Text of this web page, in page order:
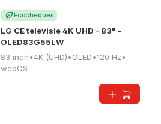
Ecocheques
LG CE televisie 4K UHD - 83" -
OLED83G55LW
83 inch•4K (UHD)•OLED•120 Hz•
webOS